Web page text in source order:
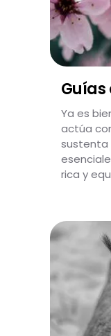
Ya es
actúa
sustenta
rica y